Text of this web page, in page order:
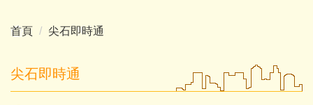
首頁 尖石即時通
尖石即時通